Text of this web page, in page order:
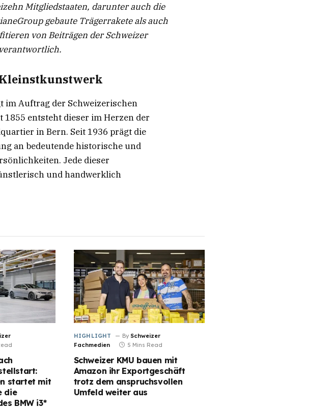
Mitgliedstaaten, darunter auch die
gebaute Trägerrakete als auch
von Beiträgen der Schweizer
Kleinstkunstwerk
im Auftrag der Schweizerischen
1855 entsteht dieser im Herzen der
in Bern. Seit 1936 prägt die
an bedeutende historische und
Jede dieser
und handwerklich
startet mit
die
BMW i3*
HIGHLIGHT By Schweizer
Fachmedien
5 Mins Read
Schweizer KMU bauen mit
Amazon ihr Exportgeschäft
trotz dem anspruchsvollen
Umfeld weiter aus